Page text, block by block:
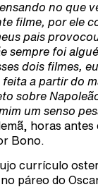
no que
filme, por ele
pais
sempre foi
dois filmes,
a partir do
sobre
um senso
horas
Bono.
currículo
páreo do